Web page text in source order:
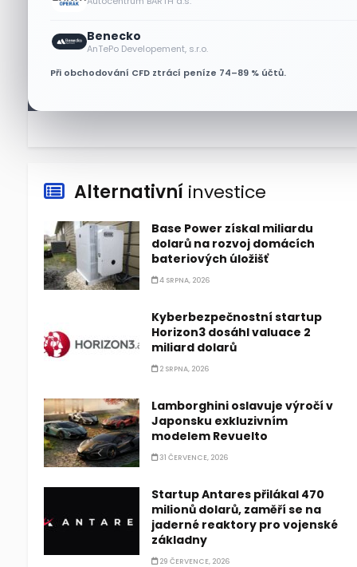
Benecko
AnTePo Developement, s.r.o.
Při obchodování CFD ztrácí peníze 74–89 % účtů.
Jeff Bezos plánuje prodat
akcie Amazonu za 4,1 miliardy
dolarů
Alternativní investice
Base Power získal miliardu
dolarů na rozvoj domácích
bateriových úložišť
4 SRPNA, 2026
Kyberbezpečnostní startup
Horizon3 dosáhl valuace 2
miliard dolarů
2 SRPNA, 2026
Lamborghini oslavuje výročí v
Japonsku exkluzivním
modelem Revuelto
31 ČERVENCE, 2026
Startup Antares přilákal 470
milionů dolarů, zaměří se na
jaderné reaktory pro vojenské
základny
29 ČERVENCE, 2026